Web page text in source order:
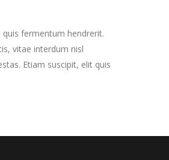
fermentum hendrerit.
vitae interdum nisl
Etiam suscipit, elit quis